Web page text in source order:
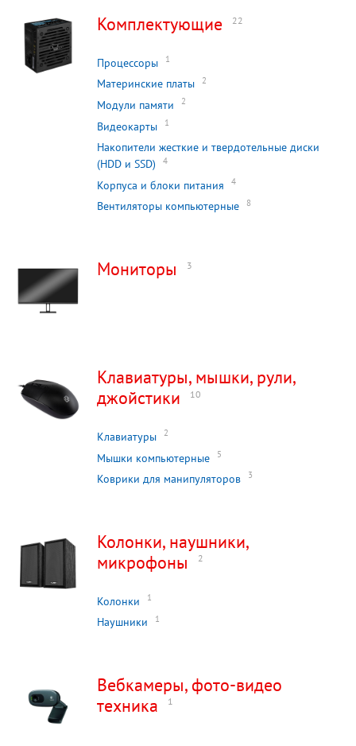
Комплектующие 22
Процессоры 1
Материнские платы 2
Модули памяти 2
Видеокарты 1
Накопители жесткие и твердотельные диски
(HDD и SSD)
4
Корпуса и блоки питания 4
Вентиляторы компьютерные 8
Мониторы 3
Клавиатуры, мышки, рули,
джойстики
10
Клавиатуры 2
Мышки компьютерные 5
Коврики для манипуляторов 3
Колонки, наушники,
микрофоны
2
Колонки 1
Наушники 1
Вебкамеры, фото-видео
техника
1